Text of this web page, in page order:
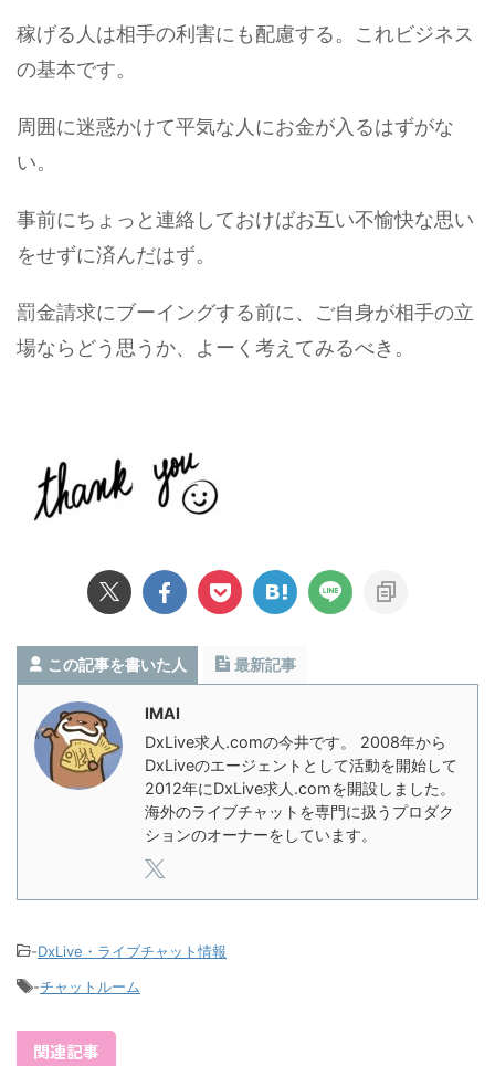
稼げる人は相手の利害にも配慮する。これビジネス
の基本です。
周囲に迷惑かけて平気な人にお金が入るはずがな
い。
事前にちょっと連絡しておけばお互い不愉快な思い
をせずに済んだはず。
罰金請求にブーイングする前に、ご自身が相手の立
場ならどう思うか、よーく考えてみるべき。
この記事を書いた人 最新記事
IMAI
DxLive求人.comの今井です。 2008年から
DxLiveのエージェントとして活動を開始して
2012年にDxLive求人.comを開設しました。
海外のライブチャットを専門に扱うプロダク
ションのオーナーをしています。
-DxLive・ライブチャット情報
-チャットルーム
関連記事